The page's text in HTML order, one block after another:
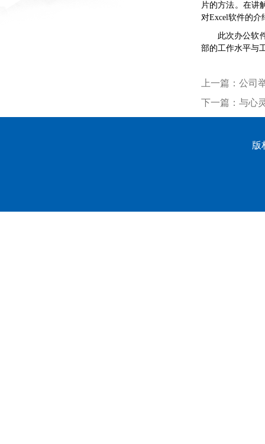
片的方法。在讲
对Excel软件的
此次办公软
部的工作水平与
上一篇： 公司
下一篇： 与心
版